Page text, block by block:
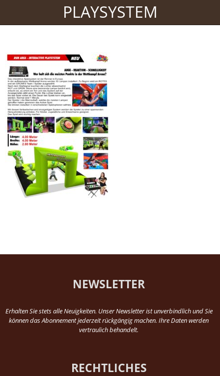
PLAYSYSTEM
NEWSLETTER
Erhalten Sie stets alle Neuigkeiten. Unser Newsletter ist unverbindlich und Sie
können das Abonnement jederzeit rückgängig machen. Ihre Daten werden
vertraulich behandelt.
RECHTLICHES